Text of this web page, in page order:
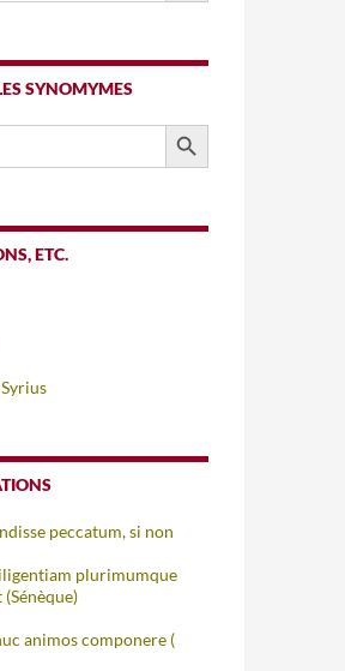
SYNOMYMES
SEARCH BUTTON
ETC.
peccatum, si non
plurimumque
animos componere (